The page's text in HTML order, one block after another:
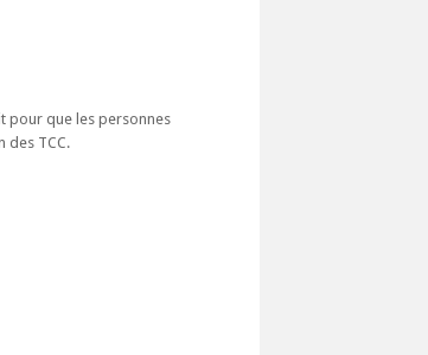
pour que les personnes
des TCC.